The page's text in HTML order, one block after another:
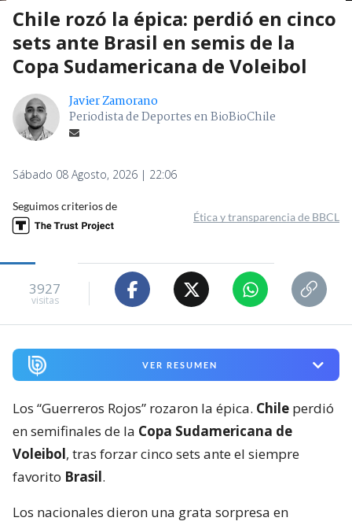
Chile rozó la épica: perdió en cinco
sets ante Brasil en semis de la
Copa Sudamericana de Voleibol
Javier Zamorano
Periodista de Deportes en BioBioChile
Sábado 08 Agosto, 2026 | 22:06
Seguimos criterios de
Ética y transparencia de BBCL
3927
visitas
VER RESUMEN
Los “Guerreros Rojos” rozaron la épica. Chile perdió
en semifinales de la Copa Sudamericana de
Voleibol, tras forzar cinco sets ante el siempre
favorito Brasil.
Los nacionales dieron una grata sorpresa en